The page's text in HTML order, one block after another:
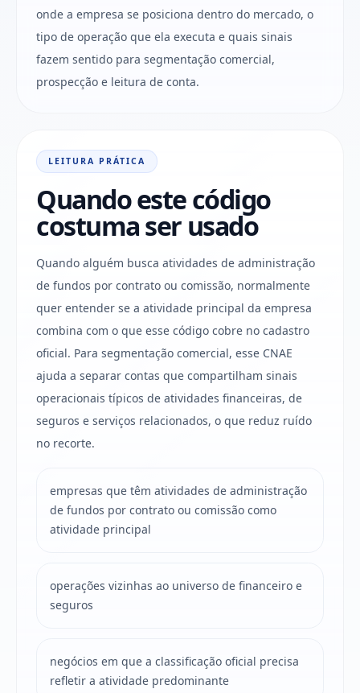
onde a empresa se posiciona dentro do mercado, o
tipo de operação que ela executa e quais sinais
fazem sentido para segmentação comercial,
prospecção e leitura de conta.
LEITURA PRÁTICA
Quando este código
costuma ser usado
Quando alguém busca atividades de administração
de fundos por contrato ou comissão, normalmente
quer entender se a atividade principal da empresa
combina com o que esse código cobre no cadastro
oficial. Para segmentação comercial, esse CNAE
ajuda a separar contas que compartilham sinais
operacionais típicos de atividades financeiras, de
seguros e serviços relacionados, o que reduz ruído
no recorte.
empresas que têm atividades de administração
de fundos por contrato ou comissão como
atividade principal
operações vizinhas ao universo de financeiro e
seguros
negócios em que a classificação oficial precisa
refletir a atividade predominante